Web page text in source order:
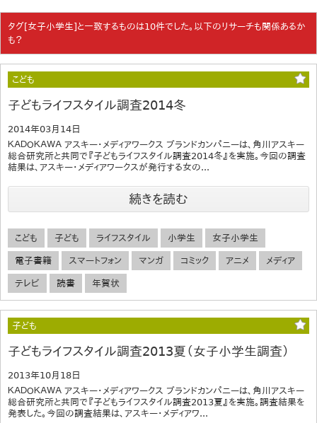
タグ[女子小学生]と一致するものは10件でした。以下のリサーチも関係あるか
も？
こども
子どもライフスタイル調査2014冬
2014年03月14日
ＫＡＤＯＫＡＷＡ アスキー・メディアワークス ブランドカンパニーは、角川アスキー
総合研究所と共同で『子どもライフスタイル調査2014冬』を実施。今回の調査
結果は、アスキー・メディアワークスが発行する女の...
続きを読む
こども 子ども ライフスタイル 小学生 女子小学生
電子書籍 スマートフォン マンガ コミック アニメ メディア
テレビ 読書 年賀状
子ども
子どもライフスタイル調査2013夏（女子小学生調査）
2013年10月18日
ＫＡＤＯＫＡＷＡ アスキー・メディアワークス ブランドカンパニーは、角川アスキー
総合研究所と共同で『子どもライフスタイル調査2013夏』を実施。調査結果を
発表した。今回の調査結果は、アスキー・メディアワ...